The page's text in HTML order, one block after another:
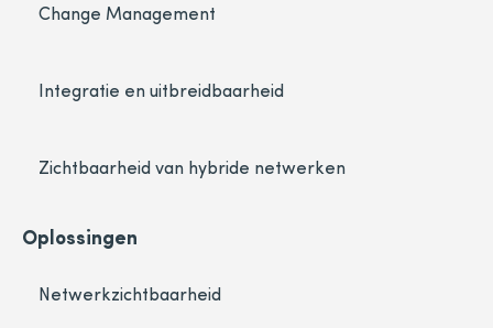
Change Management
Integratie en uitbreidbaarheid
Zichtbaarheid van hybride netwerken
Oplossingen
Netwerkzichtbaarheid